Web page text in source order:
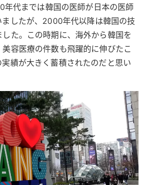
代までは韓国の医師が日本の医師
ましたが、2000年代以降は韓国の技
た。この時期に、海外から韓国を
容医療の件数も飛躍的に伸びたこ
実績が大きく蓄積されたのだと思い